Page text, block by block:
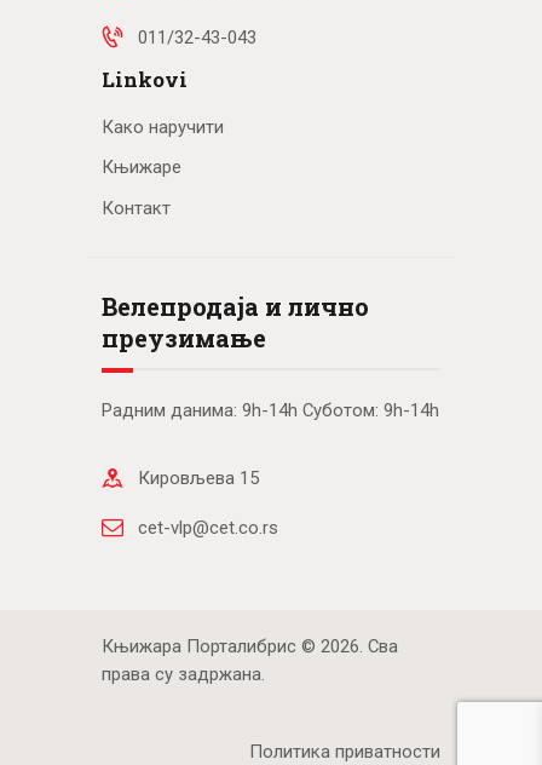
011/32-43-043
Linkovi
Како наручити
Књижаре
Контакт
Велепродаја и лично
преузимање
Радним данима: 9h-14h Суботом: 9h-14h
Кировљева 15
cet-vlp@cet.co.rs
Књижара Порталибрис © 2026. Сва
права су задржана.
Политика приватности